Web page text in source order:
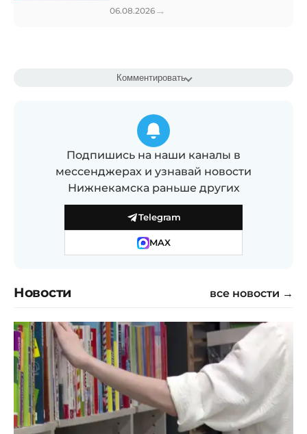
06.08.2026 →
Комментировать
Подпишись на наши каналы в
мессенджерах и узнавай новости
Нижнекамска раньше других
Telegram
MAX
Новости все новости →